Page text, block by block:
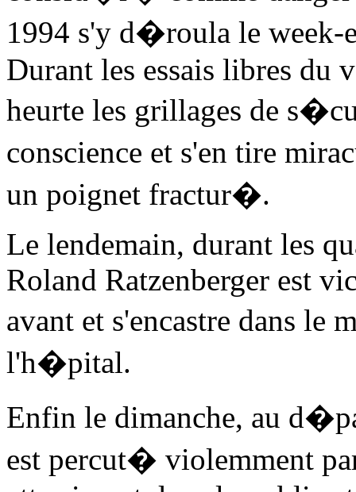
1994 s'y d�roula le week-
Durant les essais libres du
heurte les grillages de
conscience et s'en tire
un poignet fractur�.
Le lendemain, durant les
Roland Ratzenberger est
avant et s'encastre dans
l'h�pital.
Enfin le dimanche, au
est percut� violemment